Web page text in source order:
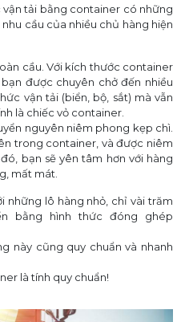
tải bằng container có những
cầu của nhiều chủ hàng hiện
cầu. Với kích thước container
được chuyên chở đến nhiều
vận tải (biển, bộ, sắt) mà vẫn
là chiếc vỏ container.
nguyên niêm phong kẹp chì.
trong container, và được niêm
bạn sẽ yên tâm hơn với hàng
mất mát.
những lô hàng nhỏ, chỉ vài trăm
bằng hình thức đóng ghép
này cũng quy chuẩn và nhanh
là tính quy chuẩn!